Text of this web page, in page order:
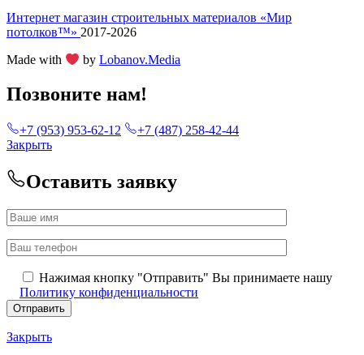
Интернет магазин строительных материалов «Мир
потолков™» 2017-2026
Made with byLobanov.Media
Позвоните нам!
+7 (953) 953-62-12
+7 (487) 258-42-44
Закрыть
Оставить заявку
Нажимая кнопку "Отправить" Вы принимаете нашу
Политику конфиденциальности
Закрыть